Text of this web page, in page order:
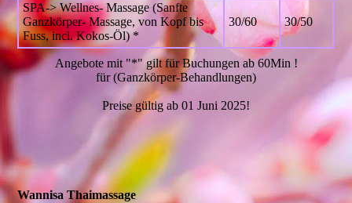
SPA-> Wellnes- Massage (Sanfte
Ganzkörper- Massage, von Kopf bis
Fuss, incl. Kokos-Öl) *
30/60 30/50
Angebote mit "*" gilt für Buchungen ab 60Min !
für (Ganzkörper-Behandlungen)
Preise gültig ab 01 Juni 2025!
Wannisa Thaimassage